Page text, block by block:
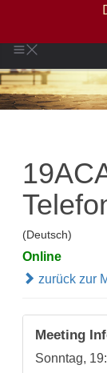
(Deutsch)
Online
zurück zur
Meeting
Sonntag,